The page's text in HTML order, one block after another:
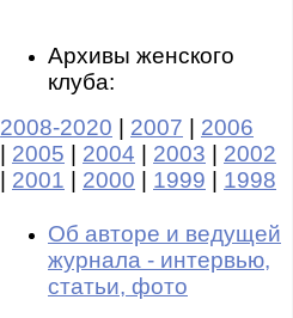
Архивы женского
клуба:
2008-2020
2007
2006
2005 2004 2003
2002
2001 2000 1999 1998
Об авторе и ведущей
журнала - интервью,
статьи, фото